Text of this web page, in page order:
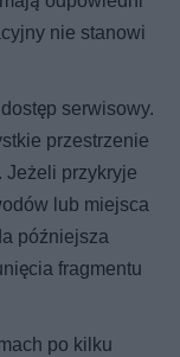
nie stanowi
serwisowy.
przestrzenie
Jeżeli przykryje
lub miejsca
późniejsza
fragmentu
po kilku